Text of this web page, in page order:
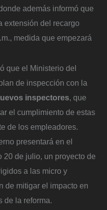
además informó que
extensión del recargo
medida que empezará
que el Ministerio del
de inspección con la
inspectores, que
el cumplimiento de estas
de los empleadores.
presentará en el
20 de julio, un proyecto de
a las micro y
de mitigar el impacto en
de la reforma.